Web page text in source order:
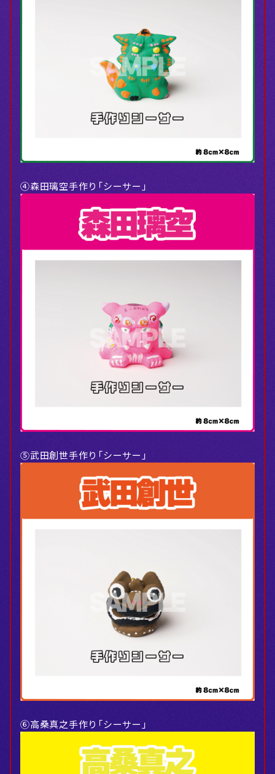
④森田璃空手作り「シーサー」
⑤武田創世手作り「シーサー」
⑥高桑真之手作り「シーサー」